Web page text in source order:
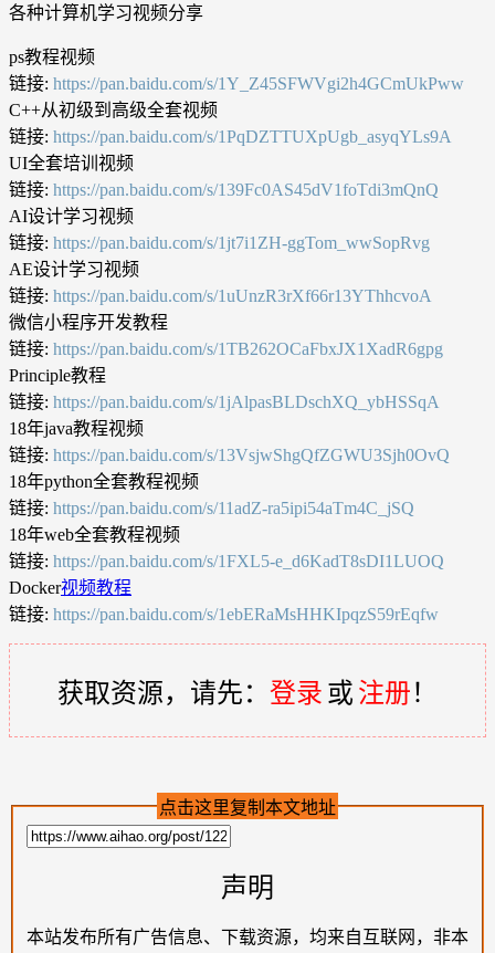
各种计算机学习视频分享
ps教程视频
链接: https://pan.baidu.com/s/1Y_Z45SFWVgi2h4GCmUkPww
C++从初级到高级全套视频
链接: https://pan.baidu.com/s/1PqDZTTUXpUgb_asyqYLs9A
UI全套培训视频
链接: https://pan.baidu.com/s/139Fc0AS45dV1foTdi3mQnQ
AI设计学习视频
链接: https://pan.baidu.com/s/1jt7i1ZH-ggTom_wwSopRvg
AE设计学习视频
链接: https://pan.baidu.com/s/1uUnzR3rXf66r13YThhcvoA
微信小程序开发教程
链接: https://pan.baidu.com/s/1TB262OCaFbxJX1XadR6gpg
Principle教程
链接: https://pan.baidu.com/s/1jAlpasBLDschXQ_ybHSSqA
18年java教程视频
链接: https://pan.baidu.com/s/13VsjwShgQfZGWU3Sjh0OvQ
18年python全套教程视频
链接: https://pan.baidu.com/s/11adZ-ra5ipi54aTm4C_jSQ
18年web全套教程视频
链接: https://pan.baidu.com/s/1FXL5-e_d6KadT8sDI1LUOQ
Docker视频教程
链接: https://pan.baidu.com/s/1ebERaMsHHKIpqzS59rEqfw
获取资源，请先： 登录 或 注册！
点击这里复制本文地址
声明
本站发布所有广告信息、下载资源，均来自互联网，非本